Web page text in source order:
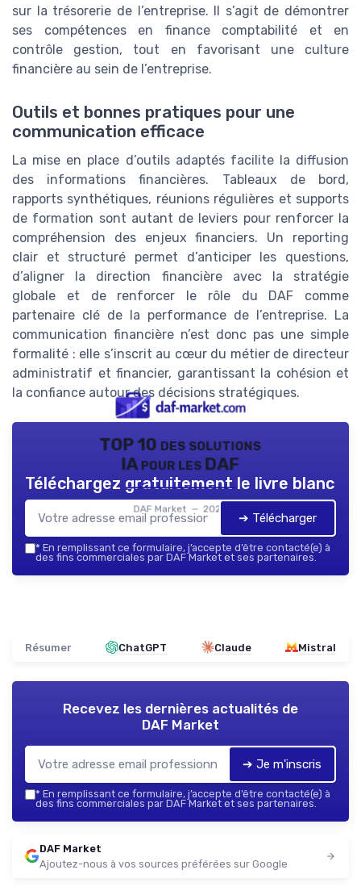
sur la trésorerie de l’entreprise. Il s’agit de démontrer
ses compétences en finance comptabilité et en
contrôle gestion, tout en favorisant une culture
financière au sein de l’entreprise.
Outils et bonnes pratiques pour une
communication efficace
La mise en place d’outils adaptés facilite la diffusion
des informations financières. Tableaux de bord,
rapports synthétiques, réunions régulières et supports
de formation sont autant de leviers pour renforcer la
compréhension des enjeux financiers. Un reporting
clair et structuré permet d’anticiper les questions,
d’aligner la direction financière avec la stratégie
globale et de renforcer le rôle du DAF comme
partenaire clé de la performance de l’entreprise. La
communication financière n’est donc pas une simple
formalité : elle s’inscrit au cœur du métier de directeur
administratif et financier, garantissant la cohésion et
la confiance autour des décisions stratégiques.
TOP 10 des solutions
IA pour les DAF
DAF Market — 2026
Téléchargez gratuitement le livre blanc
➔ Télécharger
* En remplissant ce formulaire, j’accepte d’être contacté(e) à
des fins commerciales par DAF Market et ses partenaires.
Résumer ChatGPT Claude Mistral
Recevez les dernières actualités de
DAF Market
➔ Je m'inscris
* En remplissant ce formulaire, j’accepte d’être contacté(e) à
des fins commerciales par DAF Market et ses partenaires.
DAF Market
Ajoutez-nous à vos sources préférées sur Google